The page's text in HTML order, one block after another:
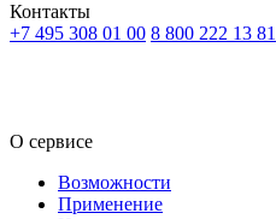
Контакты
+7 495 308 01 00 8 800 222 13 81
О сервисе
Возможности
Применение